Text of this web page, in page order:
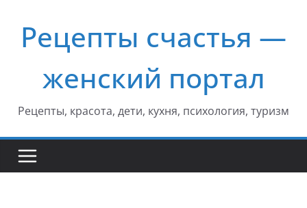
содержимому
Рецепты счастья —
женский портал
Рецепты, красота, дети, кухня, психология, туризм